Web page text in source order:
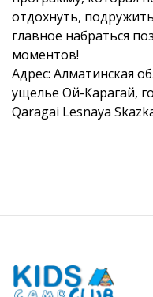
отдохнуть,
главное набраться
моментов!
Адрес: Алматинская
ущелье Ой-Карагай,
Qaragai Lesnaya